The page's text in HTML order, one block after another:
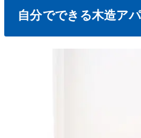
自分でできる木造ア